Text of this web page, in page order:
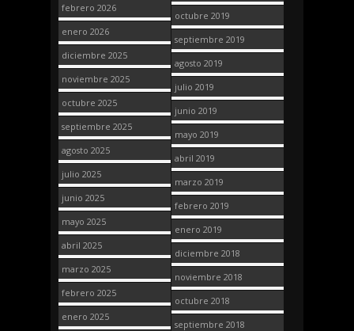
febrero 2026
enero 2026
diciembre 2025
noviembre 2025
octubre 2025
septiembre 2025
agosto 2025
julio 2025
junio 2025
mayo 2025
abril 2025
marzo 2025
febrero 2025
enero 2025
octubre 2019
septiembre 2019
agosto 2019
julio 2019
junio 2019
mayo 2019
abril 2019
marzo 2019
febrero 2019
enero 2019
diciembre 2018
noviembre 2018
octubre 2018
septiembre 2018